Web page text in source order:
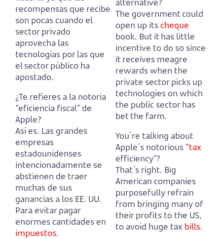
recompensas que recibe
son pocas cuando el
sector privado
aprovecha las
tecnologías por las que
el sector público ha
apostado.
¿Te refieres a la notoria
“eficiencia fiscal” de
Apple?
Así es. Las grandes
empresas
estadounidenses
intencionadamente se
abstienen de traer
muchas de sus
ganancias a los EE. UU.
Para evitar pagar
enormes cantidades en
impuestos.
The government could
open up itscheque
book. But it has little
incentive to do so since
it receives meagre
rewards when the
private sector picks up
technologies on which
the public sector has
bet the farm.
You´re talking about
Apple´s notorious “tax
efficiency”?
That´s right. Big
American companies
purposefully refrain
from bringing many of
their profits to the US,
to avoid huge tax bills.